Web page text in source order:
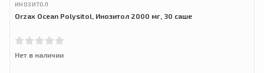
ИНОЗИТОЛ
Orzax Ocean Polysitol, Инозитол 2000 мг, 30 саше
Нет в наличии